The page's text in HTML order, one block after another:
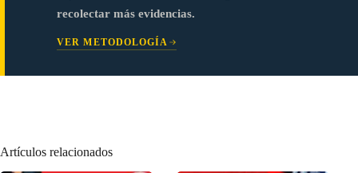
recolectar más evidencias.
VER METODOLOGÍA
Artículos relacionados